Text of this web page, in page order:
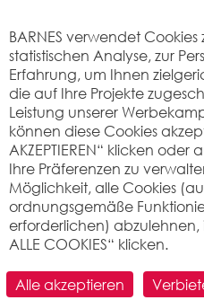
BARNES verwendet
statistischen Analyse, zur
Erfahrung, um Ihnen
die auf Ihre Projekte
Leistung unserer
können diese Cookies
AKZEPTIEREN“ klicken oder
Ihre Präferenzen zu
Möglichkeit, alle Cookies
ordnungsgemäße
erforderlichen) abzulehnen,
ALLE COOKIES“ klicken.
Alle akzeptieren